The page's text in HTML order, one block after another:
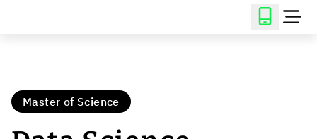
Master of Science